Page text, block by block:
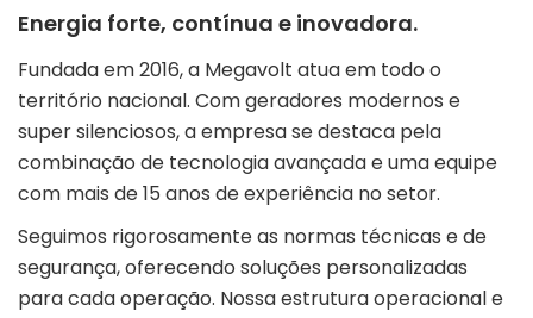
Energia forte, contínua e inovadora.
Fundada em 2016, a Megavolt atua em todo o
território nacional. Com geradores modernos e
super silenciosos, a empresa se destaca pela
combinação de tecnologia avançada e uma equipe
com mais de 15 anos de experiência no setor.
Seguimos rigorosamente as normas técnicas e de
segurança, oferecendo soluções personalizadas
para cada operação. Nossa estrutura operacional e